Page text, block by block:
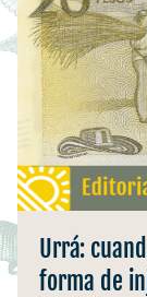
Urrá:
forma de